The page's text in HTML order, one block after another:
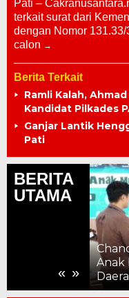
Pati –
terkait surat dari
dengan Nomor
calon
Berita Terkait
Ramli Kalah,
Kandidat Pilkades
Ganjar Lantik
Pati
BERITA
UTAMA
« »
Pelosok
Anak